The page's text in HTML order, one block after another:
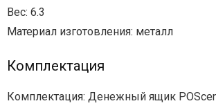
Вес: 6.3
Материал изготовления: металл
Комплектация
Комплектация: Денежный ящик